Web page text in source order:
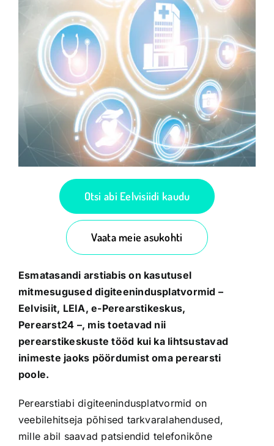
Otsi abi Eelvisiidi kaudu
Vaata meie asukohti
Esmatasandi arstiabis on kasutusel
mitmesugused digiteenindusplatvormid –
Eelvisiit, LEIA, e-Perearstikeskus,
Perearst24 –, mis toetavad nii
perearstikeskuste tööd kui ka lihtsustavad
inimeste jaoks pöördumist oma perearsti
poole.
Perearstiabi digiteenindusplatvormid on
veebilehitseja põhised tarkvaralahendused,
mille abil saavad patsiendid telefonikõne